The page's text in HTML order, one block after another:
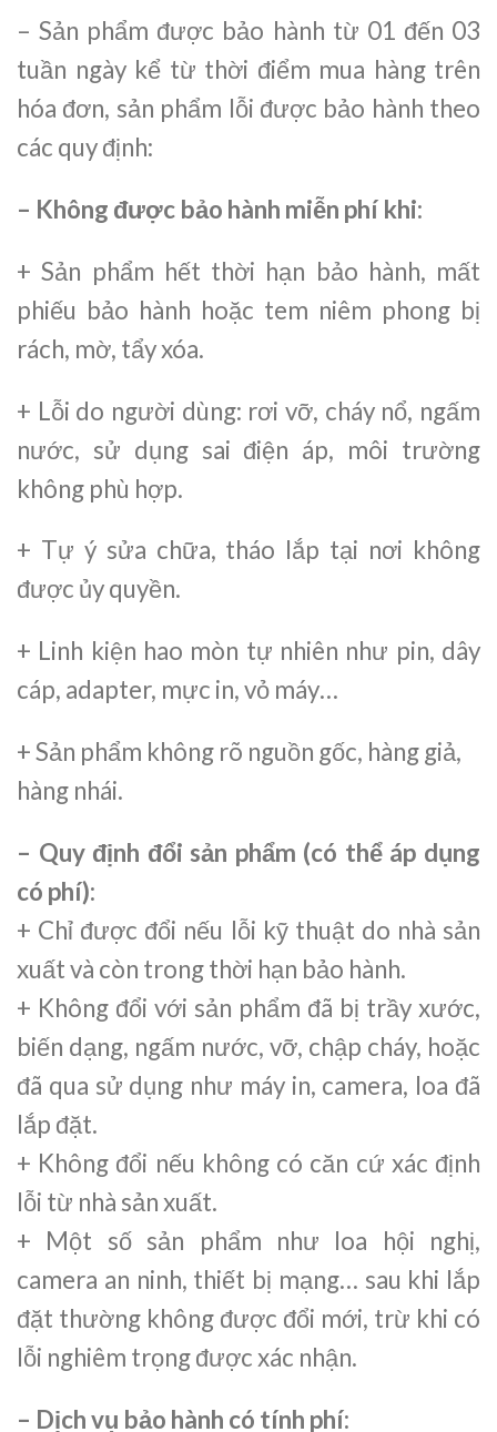
– Sản phẩm được bảo hành từ 01 đến 03
tuần ngày kể từ thời điểm mua hàng trên
hóa đơn, sản phẩm lỗi được bảo hành theo
các quy định:
– Không được bảo hành miễn phí khi:
+ Sản phẩm hết thời hạn bảo hành, mất
phiếu bảo hành hoặc tem niêm phong bị
rách, mờ, tẩy xóa.
+ Lỗi do người dùng: rơi vỡ, cháy nổ, ngấm
nước, sử dụng sai điện áp, môi trường
không phù hợp.
+ Tự ý sửa chữa, tháo lắp tại nơi không
được ủy quyền.
+ Linh kiện hao mòn tự nhiên như pin, dây
cáp, adapter, mực in, vỏ máy…
+ Sản phẩm không rõ nguồn gốc, hàng giả,
hàng nhái.
– Quy định đổi sản phẩm (có thể áp dụng
có phí):
+ Chỉ được đổi nếu lỗi kỹ thuật do nhà sản
xuất và còn trong thời hạn bảo hành.
+ Không đổi với sản phẩm đã bị trầy xước,
biến dạng, ngấm nước, vỡ, chập cháy, hoặc
đã qua sử dụng như máy in, camera, loa đã
lắp đặt.
+ Không đổi nếu không có căn cứ xác định
lỗi từ nhà sản xuất.
+ Một số sản phẩm như loa hội nghị,
camera an ninh, thiết bị mạng… sau khi lắp
đặt thường không được đổi mới, trừ khi có
lỗi nghiêm trọng được xác nhận.
– Dịch vụ bảo hành có tính phí: